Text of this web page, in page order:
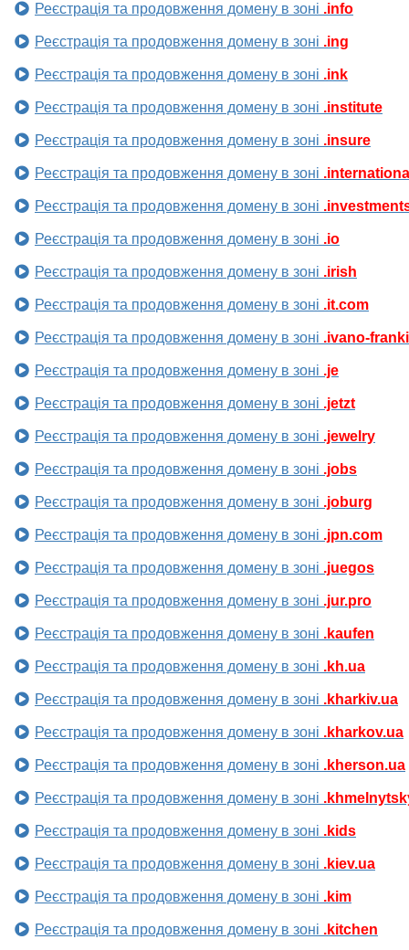
Реєстрація та продовження домену в зоні .info
Реєстрація та продовження домену в зоні .ing
Реєстрація та продовження домену в зоні .ink
Реєстрація та продовження домену в зоні .institute
Реєстрація та продовження домену в зоні .insure
Реєстрація та продовження домену в зоні
Реєстрація та продовження домену в зоні
Реєстрація та продовження домену в зоні .io
Реєстрація та продовження домену в зоні .irish
Реєстрація та продовження домену в зоні .it.com
Реєстрація та продовження домену в зоні .ivano-
Реєстрація та продовження домену в зоні .je
Реєстрація та продовження домену в зоні .jetzt
Реєстрація та продовження домену в зоні .jewelry
Реєстрація та продовження домену в зоні .jobs
Реєстрація та продовження домену в зоні .joburg
Реєстрація та продовження домену в зоні .jpn.com
Реєстрація та продовження домену в зоні .juegos
Реєстрація та продовження домену в зоні .jur.pro
Реєстрація та продовження домену в зоні .kaufen
Реєстрація та продовження домену в зоні .kh.ua
Реєстрація та продовження домену в зоні .kharkiv.ua
Реєстрація та продовження домену в зоні .kharkov.ua
Реєстрація та продовження домену в зоні .kherson.ua
Реєстрація та продовження домену в зоні
Реєстрація та продовження домену в зоні .kids
Реєстрація та продовження домену в зоні .kiev.ua
Реєстрація та продовження домену в зоні .kim
Реєстрація та продовження домену в зоні .kitchen